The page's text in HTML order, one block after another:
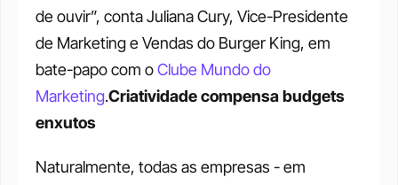
de ouvir”, conta Juliana Cury, Vice-Presidente
de Marketing e Vendas do Burger King, em
bate-papo com o Clube Mundo do
Marketing.Criatividade compensa budgets
enxutos
Naturalmente, todas as empresas - em